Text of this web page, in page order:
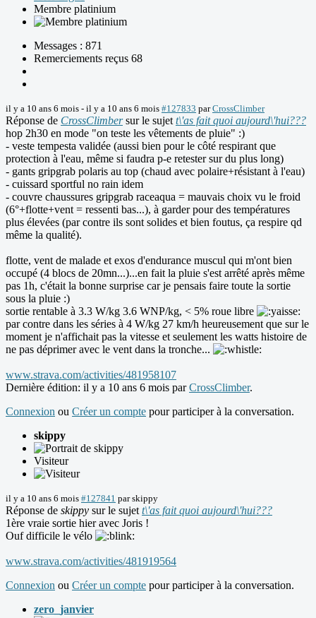
Membre platinium
Messages : 871
Remerciements reçus 68
il y a 10 ans 6 mois - il y a 10 ans 6 mois #127833 parCrossClimber
Réponse de CrossClimbersur le sujet t\'as fait quoi aujourd\'hui???
hop 2h30 en mode "on teste les vêtements de pluie" :)
- veste tempesta validée (aussi bien pour le côté respirant que
protection à l'eau, même si faudra p-e retester sur du plus long)
- gants gripgrab polaris au top (chaud avec polaire+résistant à l'eau)
- cuissard sportful no rain idem
- couvre chaussures gripgrab raceaqua = mauvais choix vu le froid
(6°+flotte+vent = ressenti bas...), à garder pour des températures
plus élevées (par contre ils sont solides et bien foutus, ça respire qd
même la qualité).
flotte, vent de malade et exos d'endurance muscul qui m'ont bien
occupé (4 blocs de 20mn...)...en fait la pluie s'est arrêté après même
pas 1h, c'était la bonne surprise car je pensais faire toute la sortie
sous la pluie :)
sortie rentable à 3.3 W/kg 3.6 WNP/kg, < 5% roue libre
par contre dans les séries à 4 W/kg 27 km/h heureusement que sur le
moment je n'affichait pas la vitesse et seulement les watts histoire de
ne pas déprimer avec le vent dans la tronche...
www.strava.com/activities/481958107
Dernière édition: il y a 10 ans 6 mois parCrossClimber.
Connexion ou Créer un compte pour participer à la conversation.
skippy
Visiteur
il y a 10 ans 6 mois #127841 parskippy
Réponse de skippy sur le sujet t\'as fait quoi aujourd\'hui???
1ère vraie sortie hier avec Joris !
Ouf difficile le vélo
www.strava.com/activities/481919564
Connexion ou Créer un compte pour participer à la conversation.
zero_janvier